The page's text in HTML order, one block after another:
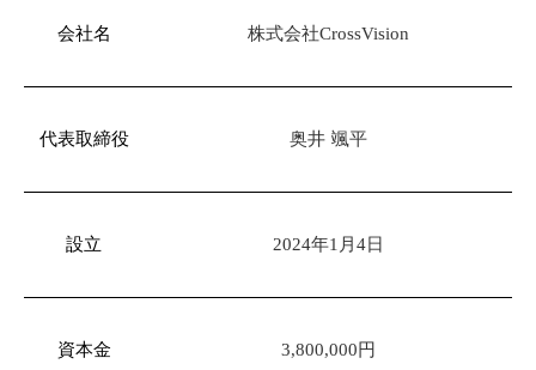
会社名 株式会社CrossVision
代表取締役 奥井 颯平
設立 2024年1月4日
資本金 3,800,000円